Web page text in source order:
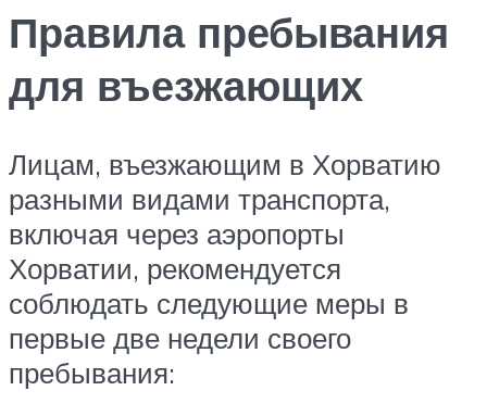
Правила пребывания
для въезжающих
Лицам, въезжающим в Хорватию
разными видами транспорта,
включая через аэропорты
Хорватии, рекомендуется
соблюдать следующие меры в
первые две недели своего
пребывания: